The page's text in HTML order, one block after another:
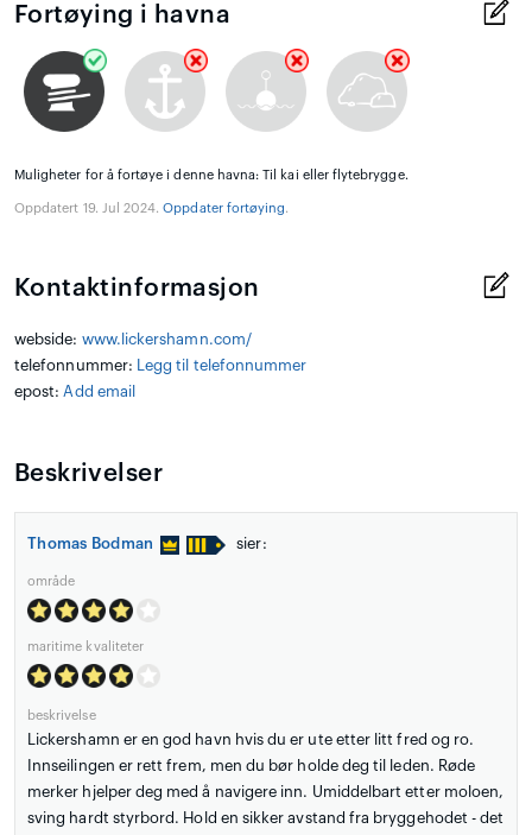
Fortøying i havna
Muligheter for å fortøye i denne havna: Til kai eller flytebrygge.
Oppdatert 19. Jul 2024.Oppdater fortøying.
Kontaktinformasjon
webside: www.lickershamn.com/
telefonnummer:
Legg til telefonnummer
epost: Add email
Beskrivelser
Thomas Bodman sier:
område
maritime kvaliteter
beskrivelse
Lickershamn er en god havn hvis du er ute etter litt fred og ro.
Innseilingen er rett frem, men du bør holde deg til leden. Røde
merker hjelper deg med å navigere inn. Umiddelbart etter moloen,
sving hardt styrbord. Hold en sikker avstand fra bryggehodet - det